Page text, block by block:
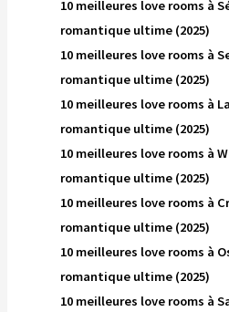
10 meilleures love rooms à
romantique ultime (2025)
10 meilleures love rooms à
romantique ultime (2025)
10 meilleures love rooms à
romantique ultime (2025)
10 meilleures love rooms à
romantique ultime (2025)
10 meilleures love rooms à
romantique ultime (2025)
10 meilleures love rooms à
romantique ultime (2025)
10 meilleures love rooms à